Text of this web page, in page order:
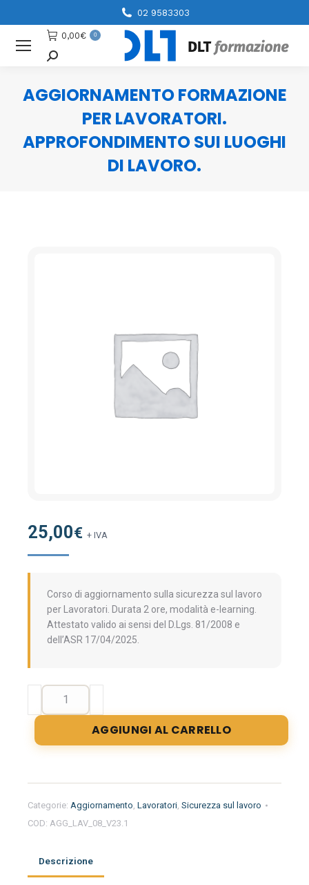
02 9583303
0,00€ 0
Cerca
AGGIORNAMENTO FORMAZIONE
PER LAVORATORI.
APPROFONDIMENTO SUI LUOGHI
DI LAVORO.
25,00€ + IVA
Corso di aggiornamento sulla sicurezza sul lavoro
per Lavoratori. Durata 2 ore, modalità e-learning.
Attestato valido ai sensi del D.Lgs. 81/2008 e
dell’ASR 17/04/2025.
Aggiornamento
formazione
per
lavoratori.
luoghi
lavoro.
quantità
AGGIUNGI AL CARRELLO
Categorie: Aggiornamento, Lavoratori, Sicurezza sul lavoro
COD: AGG_LAV_08_V23.1
Descrizione